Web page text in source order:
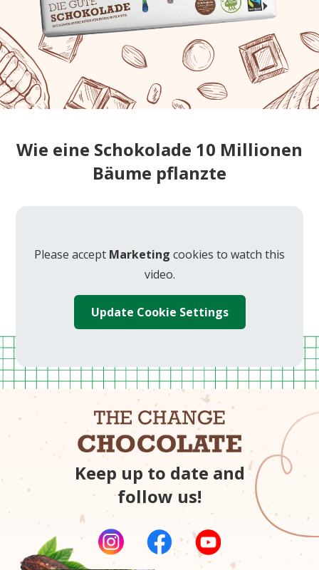
Wie eine Schokolade 10 Millionen
Bäume pflanzte
Please accept Marketing cookies to watch this
video.
Update Cookie Settings
Keep up to date and
follow us!